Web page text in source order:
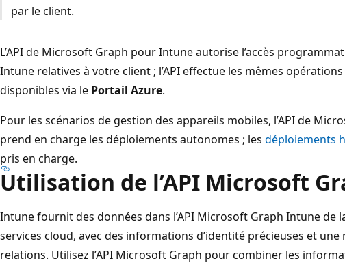
par le client.
L’API de Microsoft Graph pour Intune autorise l’accès
Intune relatives à votre client ; l’API effectue les mêmes
disponibles via le Portail Azure.
Pour les scénarios de gestion des appareils mobiles, l’API de
prend en charge les déploiements autonomes ; les déploiements
pris en charge.
Utilisation de l’API Microsoft
Intune fournit des données dans l’API Microsoft Graph Intune de
services cloud, avec des informations d’identité précieuses et une
relations. Utilisez l’API Microsoft Graph pour combiner les